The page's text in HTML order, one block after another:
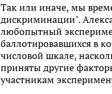
Так или иначе, мы
дискриминации".
любопытный
баллотировавшихся в
числовой шкале,
приняты другие
участникам